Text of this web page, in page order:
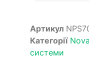
Артикул
Категорії
системи